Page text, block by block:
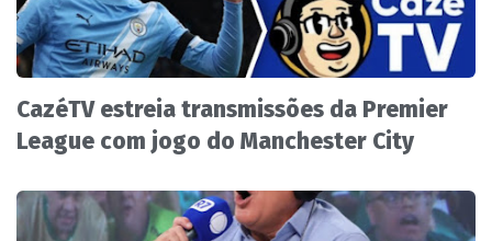
CazéTV estreia transmissões da Premier
League com jogo do Manchester City